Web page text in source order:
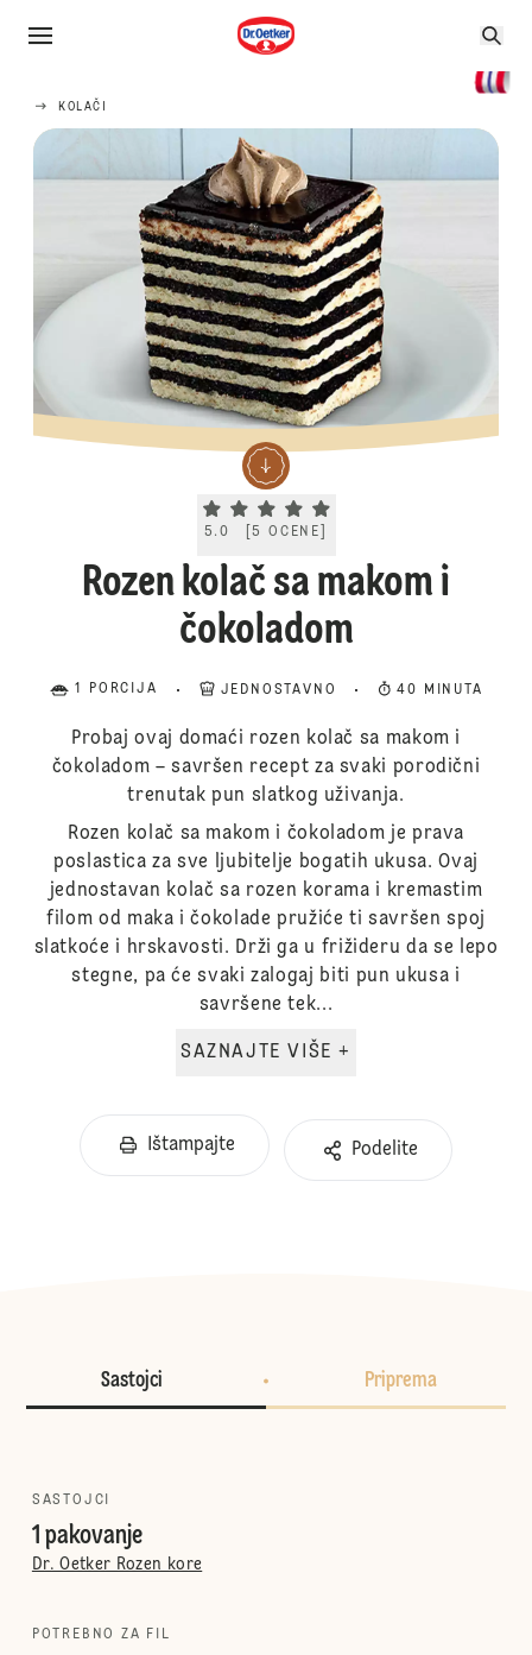
KOLAČI
Current rating 5.0. Click to rate.
5.0 [5 OCENE
Rozen kolač sa makom i
čokoladom
1 PORCIJA JEDNOSTAVNO 40 MINUTA
Probaj ovaj domaći rozen kolač sa makom i
čokoladom – savršen recept za svaki porodični
trenutak pun slatkog uživanja.
Rozen kolač sa makom i čokoladom je prava
poslastica za sve ljubitelje bogatih ukusa. Ovaj
jednostavan kolač sa rozen korama i kremastim
filom od maka i čokolade pružiće ti savršen spoj
slatkoće i hrskavosti. Drži ga u frižideru da se lepo
stegne, pa će svaki zalogaj biti pun ukusa i
savršene tek...
SAZNAJTE VIŠE +
Ištampajte Podelite
Sastojci Priprema
SASTOJCI
1 pakovanje
Dr. Oetker Rozen kore
POTREBNO ZA FIL